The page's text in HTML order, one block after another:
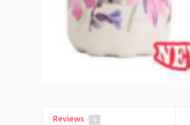
Reviews 0